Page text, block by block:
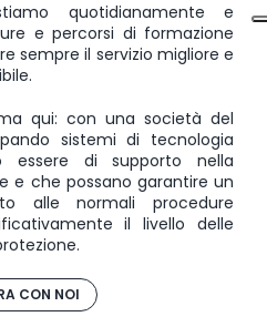
quotidianamente e
e percorsi di formazione
sempre il servizio migliore e
qui: con una società del
sistemi di tecnologia
essere di supporto nella
e che possano garantire un
alle normali procedure
il livello delle
CON NOI